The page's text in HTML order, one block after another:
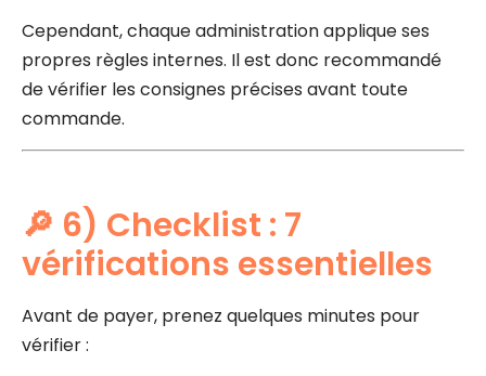
Cependant, chaque administration applique ses
propres règles internes. Il est donc recommandé
de vérifier les consignes précises avant toute
commande.
🔎 6) Checklist : 7
vérifications essentielles
Avant de payer, prenez quelques minutes pour
vérifier :